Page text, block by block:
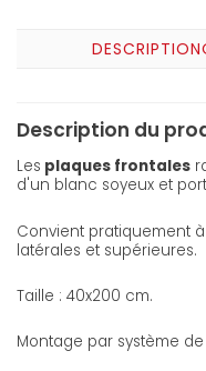
DESCRIPTION
Description du
Les plaques frontales
d'un blanc soyeux et
Convient pratiquement
latérales et supérieures.
Taille : 40x200 cm.
Montage par système